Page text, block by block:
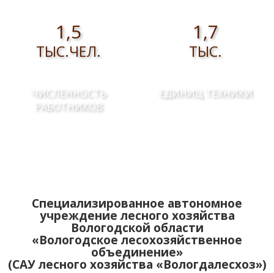
1,5
ТЫС.ЧЕЛ.
ЧИСЛЕННОСТЬ
РАБОТНИКОВ
1,7
ТЫС.
ЕДИНИЦ ТЕХНИКИ
Специализированное автономное
учреждение лесного хозяйства
Вологодской области
«Вологодское лесохозяйственное
объединение»
(САУ лесного хозяйства «Вологдалесхоз»)